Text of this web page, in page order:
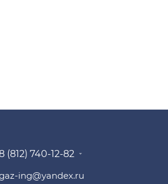
(812) 740-12-82
ing@yandex.ru